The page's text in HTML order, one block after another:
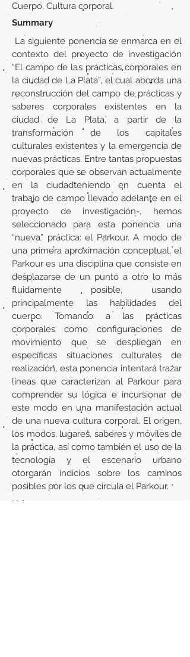
Cuerpo, Cultura corporal.
Summary
La siguiente ponencia se enmarca en el
contexto del proyecto de investigación
“El campo de las prácticas corporales en
la ciudad de La Plata”, el cual aborda una
reconstrucción del campo de prácticas y
saberes corporales existentes en la
ciudad de La Plata, a partir de la
transformación de los capitales
culturales existentes y la emergencia de
nuevas prácticas. Entre tantas propuestas
corporales que se observan actualmente
en la ciudadteniendo en cuenta el
trabajo de campo llevado adelante en el
proyecto de investigación-, hemos
seleccionado para esta ponencia una
“nueva” práctica: el Parkour. A modo de
una primera aproximación conceptual, el
Parkour es una disciplina que consiste en
desplazarse de un punto a otro lo más
fluidamente posible, usando
principalmente las habilidades del
cuerpo. Tomando a las prácticas
corporales como configuraciones de
movimiento que se despliegan en
específicas situaciones culturales de
realización, esta ponencia intentará trazar
líneas que caracterizan al Parkour para
comprender su lógica e incursionar de
este modo en una manifestación actual
de una nueva cultura corporal. El origen,
los modos, lugares, saberes y móviles de
la práctica, así como también el uso de la
tecnología y el escenario urbano
otorgarán indicios sobre los caminos
posibles por los que circula el Parkour.
Url